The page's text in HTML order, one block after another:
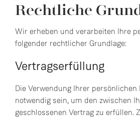
Rechtliche
Wir erheben und verarbeiten Ihre
folgender rechtlicher Grundlage:
Vertragserfüllung
Die Verwendung Ihrer persönlichen
notwendig sein, um den zwischen
geschlossenen Vertrag zu erfüllen.